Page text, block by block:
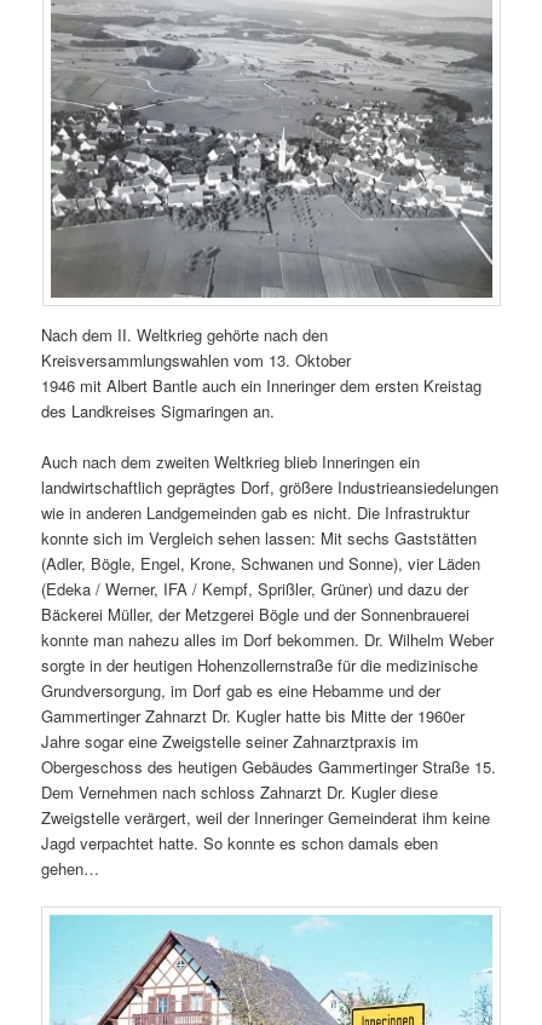
Nach dem II. Weltkrieg gehörte nach den
Kreisversammlungswahlen vom 13. Oktober
1946 mit Albert Bantle auch ein Inneringer dem ersten Kreistag
des Landkreises Sigmaringen an.
Auch nach dem zweiten Weltkrieg blieb Inneringen ein
landwirtschaftlich geprägtes Dorf, größere Industrieansiedelungen
wie in anderen Landgemeinden gab es nicht. Die Infrastruktur
konnte sich im Vergleich sehen lassen: Mit sechs Gaststätten
(Adler, Bögle, Engel, Krone, Schwanen und Sonne), vier Läden
(Edeka / Werner, IFA / Kempf, Sprißler, Grüner) und dazu der
Bäckerei Müller, der Metzgerei Bögle und der Sonnenbrauerei
konnte man nahezu alles im Dorf bekommen. Dr. Wilhelm Weber
sorgte in der heutigen Hohenzollernstraße für die medizinische
Grundversorgung, im Dorf gab es eine Hebamme und der
Gammertinger Zahnarzt Dr. Kugler hatte bis Mitte der 1960er
Jahre sogar eine Zweigstelle seiner Zahnarztpraxis im
Obergeschoss des heutigen Gebäudes Gammertinger Straße 15.
Dem Vernehmen nach schloss Zahnarzt Dr. Kugler diese
Zweigstelle verärgert, weil der Inneringer Gemeinderat ihm keine
Jagd verpachtet hatte. So konnte es schon damals eben
gehen…